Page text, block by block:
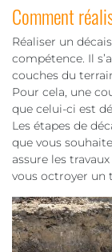
Comment
Réaliser un
compétence. Il
couches du
Pour cela, une
que celui-ci est
Les étapes de
que vous
assure les
vous octroyer un